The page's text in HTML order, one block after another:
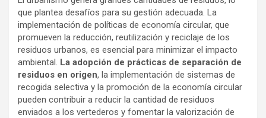
que plantea desafíos para su gestión adecuada. La
implementación de políticas de economía circular, que
promueven la reducción, reutilización y reciclaje de los
residuos urbanos, es esencial para minimizar el impacto
ambiental. La adopción de prácticas de separación de
residuos en origen, la implementación de sistemas de
recogida selectiva y la promoción de la economía circular
pueden contribuir a reducir la cantidad de residuos
enviados a los vertederos y fomentar la valorización de